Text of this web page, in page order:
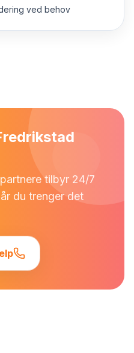
ved behov
tilbyr 24/7
du trenger det